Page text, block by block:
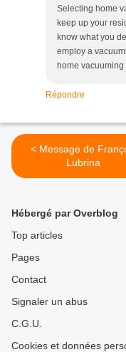
Selecting home
keep up your
know what you
employ a
home vacuuming
Répondre
< Message de François
Lubrina
Hébergé par Overblog
Top articles
Pages
Contact
Signaler un abus
C.G.U.
Cookies et données